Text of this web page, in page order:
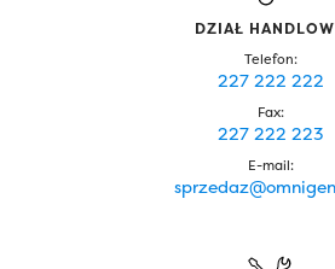
DZIAŁ
Telefon:
227 222 222
Fax:
227 222 223
E-mail: